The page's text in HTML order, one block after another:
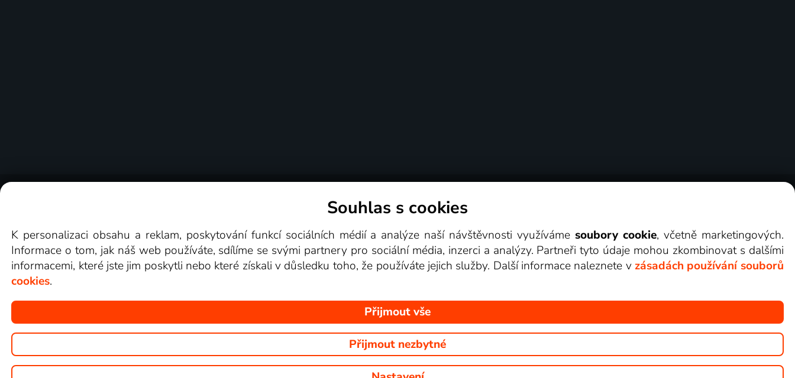
Videotéka
Copyright © goNET s.r.o. Na tomto webu jsou zobrazovány obrázky z pořadů TV stanic, které můžete sledovat v Lepší.TV.
Souhlas s cookies
K personalizaci obsahu a reklam, poskytování funkcí sociálních médií a analýze naší návštěvnosti využívámesoubory cookie, včetně marketingových.
Informace o tom, jak náš web používáte, sdílíme se svými partnery pro sociální média, inzerci a analýzy. Partneři tyto údaje mohou zkombinovat s dalšími
informacemi, které jste jim poskytli nebo které získali v důsledku toho, že používáte jejich služby. Další informace naleznete v zásadách používání souborů
cookies.
Přijmout vše
Přijmout nezbytné